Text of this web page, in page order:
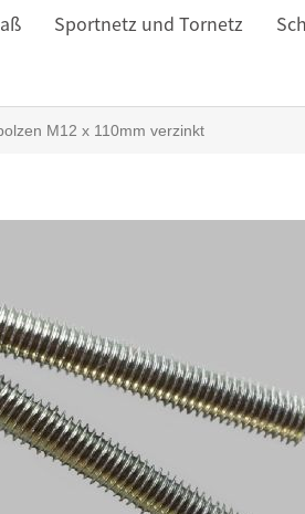
Sportnetz und Tornetz
M12 x 110mm verzinkt